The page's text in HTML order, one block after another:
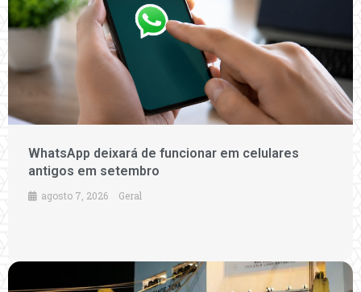
WhatsApp deixará de funcionar em celulares
antigos em setembro
agosto 7, 2026 Geral